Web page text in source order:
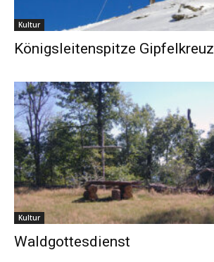
Kultur
Königsleitenspitze Gipfelkreuz
Kultur
Waldgottesdienst